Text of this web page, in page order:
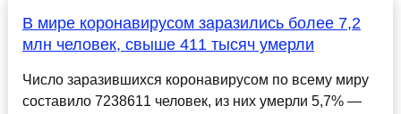
В мире коронавирусом заразились более 7,2
млн человек, свыше 411 тысяч умерли
Число заразившихся коронавирусом по всему миру
составило 7238611 человек, из них умерли 5,7% —